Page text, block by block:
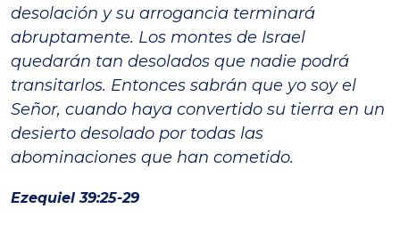
desolación y su arrogancia terminará
abruptamente. Los montes de Israel
quedarán tan desolados que nadie podrá
transitarlos. Entonces sabrán que yo soy el
Señor, cuando haya convertido su tierra en un
desierto desolado por todas las
abominaciones que han cometido.
Ezequiel 39:25-29